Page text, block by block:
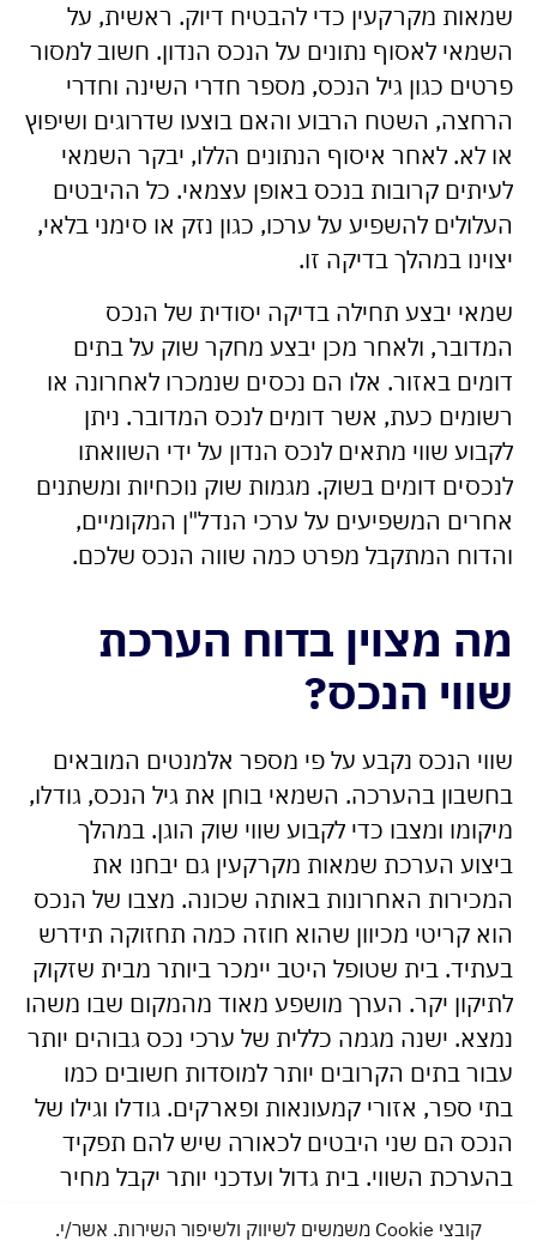
שמאות מקרקעין כדי להבטיח דיוק. ראשית, על
השמאי לאסוף נתונים על הנכס הנדון. חשוב למסור
פרטים כגון גיל הנכס, מספר חדרי השינה וחדרי
הרחצה, השטח הרבוע והאם בוצעו שדרוגים ושיפוץ
או לא. לאחר איסוף הנתונים הללו, יבקר השמאי
לעיתים קרובות בנכס באופן עצמאי. כל ההיבטים
העלולים להשפיע על ערכו, כגון נזק או סימני בלאי,
יצוינו במהלך בדיקה זו.
שמאי יבצע תחילה בדיקה יסודית של הנכס
המדובר, ולאחר מכן יבצע מחקר שוק על בתים
דומים באזור. אלו הם נכסים שנמכרו לאחרונה או
רשומים כעת, אשר דומים לנכס המדובר. ניתן
לקבוע שווי מתאים לנכס הנדון על ידי השוואתו
לנכסים דומים בשוק. מגמות שוק נוכחיות ומשתנים
אחרים המשפיעים על ערכי הנדל"ן המקומיים,
והדוח המתקבל מפרט כמה שווה הנכס שלכם.
מה מצוין בדוח הערכת
שווי הנכס?
שווי הנכס נקבע על פי מספר אלמנטים המובאים
בחשבון בהערכה. השמאי בוחן את גיל הנכס, גודלו,
מיקומו ומצבו כדי לקבוע שווי שוק הוגן. במהלך
ביצוע הערכת שמאות מקרקעין גם יבחנו את
המכירות האחרונות באותה שכונה. מצבו של הנכס
הוא קריטי מכיוון שהוא חוזה כמה תחזוקה תידרש
בעתיד. בית שטופל היטב יימכר ביותר מבית שזקוק
לתיקון יקר. הערך מושפע מאוד מהמקום שבו משהו
נמצא. ישנה מגמה כללית של ערכי נכס גבוהים יותר
עבור בתים הקרובים יותר למוסדות חשובים כמו
בתי ספר, אזורי קמעונאות ופארקים. גודלו וגילו של
הנכס הם שני היבטים לכאורה שיש להם תפקיד
בהערכת השווי. בית גדול ועדכני יותר יקבל מחיר
קובצי Cookie משמשים לשיווק ולשיפור השירות. אשר/י.